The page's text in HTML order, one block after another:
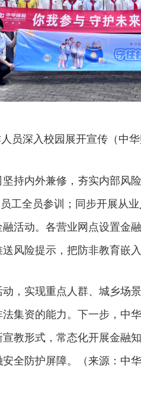
员深入校园展开宣传（中华
持内外兼修，夯实内部风
工全员参训；同步开展从
活动。各营业网点设置金
风险提示，把防非教育嵌入
，实现重点人群、城乡场
集资的能力。下一步，中
教形式，常态化开展金融
全防护屏障。（来源：中